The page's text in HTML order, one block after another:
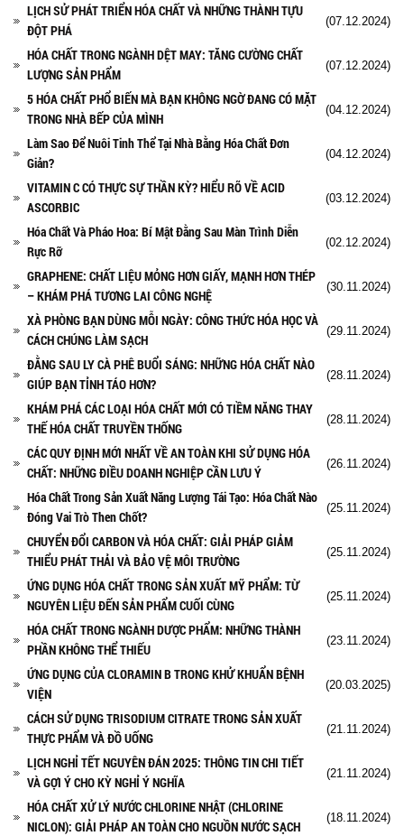
LỊCH SỬ PHÁT TRIỂN HÓA CHẤT VÀ NHỮNG THÀNH TỰU
ĐỘT PHÁ
(07.12.2024)
HÓA CHẤT TRONG NGÀNH DỆT MAY: TĂNG CƯỜNG CHẤT
LƯỢNG SẢN PHẨM
(07.12.2024)
5 HÓA CHẤT PHỔ BIẾN MÀ BẠN KHÔNG NGỜ ĐANG CÓ MẶT
TRONG NHÀ BẾP CỦA MÌNH
(04.12.2024)
Làm Sao Để Nuôi Tinh Thể Tại Nhà Bằng Hóa Chất Đơn
Giản?
(04.12.2024)
VITAMIN C CÓ THỰC SỰ THẦN KỲ? HIỂU RÕ VỀ ACID
ASCORBIC
(03.12.2024)
Hóa Chất Và Pháo Hoa: Bí Mật Đằng Sau Màn Trình Diễn
Rực Rỡ
(02.12.2024)
GRAPHENE: CHẤT LIỆU MỎNG HƠN GIẤY, MẠNH HƠN THÉP
– KHÁM PHÁ TƯƠNG LAI CÔNG NGHỆ
(30.11.2024)
XÀ PHÒNG BẠN DÙNG MỖI NGÀY: CÔNG THỨC HÓA HỌC VÀ
CÁCH CHÚNG LÀM SẠCH
(29.11.2024)
ĐẰNG SAU LY CÀ PHÊ BUỔI SÁNG: NHỮNG HÓA CHẤT NÀO
GIÚP BẠN TỈNH TÁO HƠN?
(28.11.2024)
KHÁM PHÁ CÁC LOẠI HÓA CHẤT MỚI CÓ TIỀM NĂNG THAY
THẾ HÓA CHẤT TRUYỀN THỐNG
(28.11.2024)
CÁC QUY ĐỊNH MỚI NHẤT VỀ AN TOÀN KHI SỬ DỤNG HÓA
CHẤT: NHỮNG ĐIỀU DOANH NGHIỆP CẦN LƯU Ý
(26.11.2024)
Hóa Chất Trong Sản Xuất Năng Lượng Tái Tạo: Hóa Chất Nào
Đóng Vai Trò Then Chốt?
(25.11.2024)
CHUYỂN ĐỔI CARBON VÀ HÓA CHẤT: GIẢI PHÁP GIẢM
THIỂU PHÁT THẢI VÀ BẢO VỆ MÔI TRƯỜNG
(25.11.2024)
ỨNG DỤNG HÓA CHẤT TRONG SẢN XUẤT MỸ PHẨM: TỪ
NGUYÊN LIỆU ĐẾN SẢN PHẨM CUỐI CÙNG
(25.11.2024)
HÓA CHẤT TRONG NGÀNH DƯỢC PHẨM: NHỮNG THÀNH
PHẦN KHÔNG THỂ THIẾU
(23.11.2024)
ỨNG DỤNG CỦA CLORAMIN B TRONG KHỬ KHUẨN BỆNH
VIỆN
(20.03.2025)
CÁCH SỬ DỤNG TRISODIUM CITRATE TRONG SẢN XUẤT
THỰC PHẨM VÀ ĐỒ UỐNG
(21.11.2024)
LỊCH NGHỈ TẾT NGUYÊN ĐÁN 2025: THÔNG TIN CHI TIẾT
VÀ GỢI Ý CHO KỲ NGHỈ Ý NGHĨA
(21.11.2024)
HÓA CHẤT XỬ LÝ NƯỚC CHLORINE NHẬT (CHLORINE
NICLON): GIẢI PHÁP AN TOÀN CHO NGUỒN NƯỚC SẠCH
(18.11.2024)